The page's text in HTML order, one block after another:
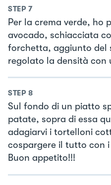
STEP 7
Per la crema verde, ho
avocado, schiacciata
forchetta, aggiunto del
regolato la densità con
STEP 8
Sul fondo di un piatto
patate, sopra di essa
adagiarvi i tortelloni
cospargere il tutto con
Buon appetito!!!